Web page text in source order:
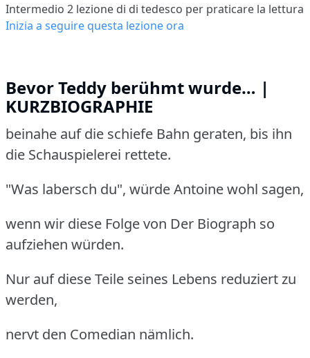
Intermedio 2 lezione di di tedesco per praticare la lettura
Inizia a seguire questa lezione ora
Bevor Teddy berühmt wurde… |
KURZBIOGRAPHIE
beinahe auf die schiefe Bahn geraten, bis ihn
die Schauspielerei rettete.
"Was labersch du", würde Antoine wohl sagen,
wenn wir diese Folge von Der Biograph so
aufziehen würden.
Nur auf diese Teile seines Lebens reduziert zu
werden,
nervt den Comedian nämlich.